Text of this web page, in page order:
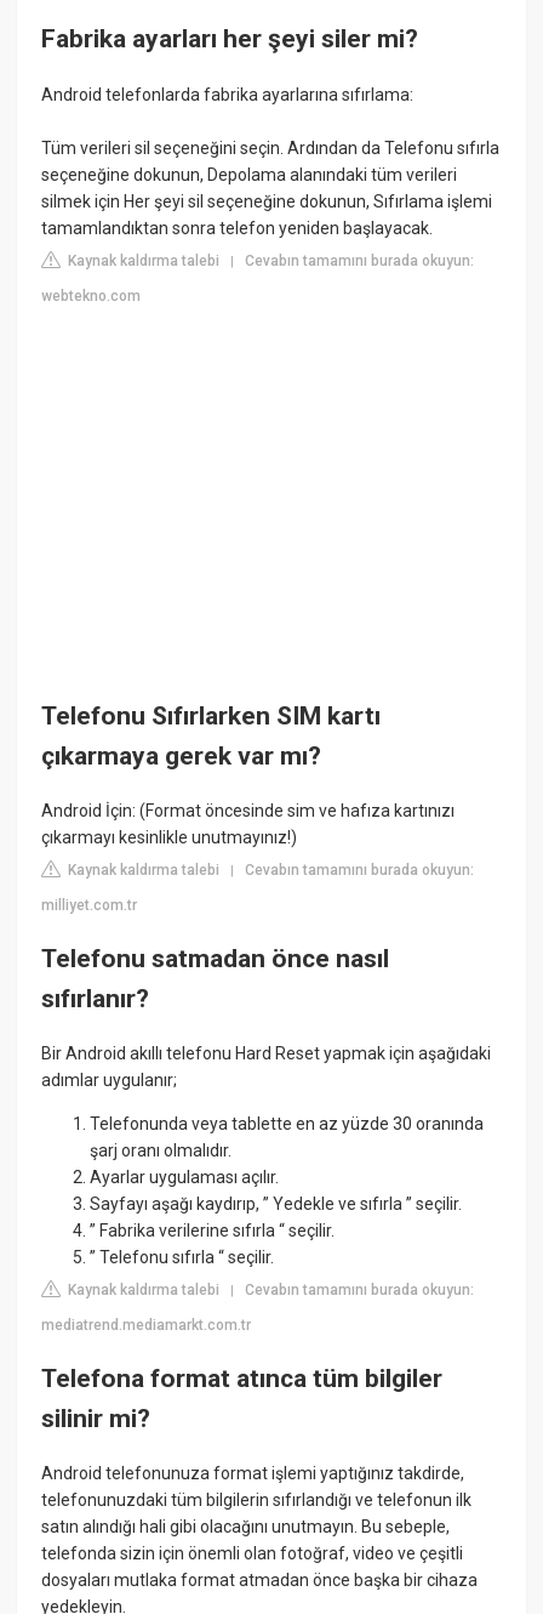
Fabrika ayarları her şeyi siler mi?
Android telefonlarda fabrika ayarlarına sıfırlama:
Tüm verileri sil seçeneğini seçin. Ardından da Telefonu sıfırla
seçeneğine dokunun, Depolama alanındaki tüm verileri
silmek için Her şeyi sil seçeneğine dokunun, Sıfırlama işlemi
tamamlandıktan sonra telefon yeniden başlayacak.
Kaynak kaldırma talebi |Cevabın tamamını burada okuyun:
webtekno.com
Telefonu Sıfırlarken SIM kartı
çıkarmaya gerek var mı?
Android İçin: (Format öncesinde sim ve hafıza kartınızı
çıkarmayı kesinlikle unutmayınız!)
Kaynak kaldırma talebi |Cevabın tamamını burada okuyun:
milliyet.com.tr
Telefonu satmadan önce nasıl
sıfırlanır?
Bir Android akıllı telefonu Hard Reset yapmak için aşağıdaki
adımlar uygulanır;
Telefonunda veya tablette en az yüzde 30 oranında
şarj oranı olmalıdır.
Ayarlar uygulaması açılır.
Sayfayı aşağı kaydırıp, ” Yedekle ve sıfırla ” seçilir.
” Fabrika verilerine sıfırla “ seçilir.
” Telefonu sıfırla “ seçilir.
Kaynak kaldırma talebi |Cevabın tamamını burada okuyun:
mediatrend.mediamarkt.com.tr
Telefona format atınca tüm bilgiler
silinir mi?
Android telefonunuza format işlemi yaptığınız takdirde,
telefonunuzdaki tüm bilgilerin sıfırlandığı ve telefonun ilk
satın alındığı hali gibi olacağını unutmayın. Bu sebeple,
telefonda sizin için önemli olan fotoğraf, video ve çeşitli
dosyaları mutlaka format atmadan önce başka bir cihaza
yedekleyin.